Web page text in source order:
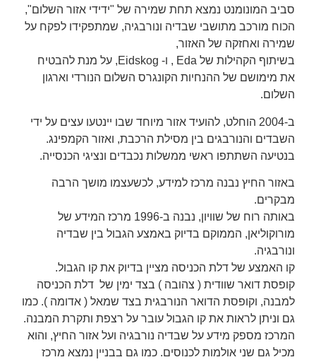
סביב המונומנט נמצא תחת שמירה של "ידידי אזור השלום",
הכוח מורכב מתושבי שבדיה ונורבגיה, שמתפקידו לפקח על
שמירה ואחזקה של האזור,
בשיתוף הקהילות של Eda , ו- Eidskog, על מנת להבטיח
את מימושם של ההנחיות הקונגרס השלום הנורדי וארגון
השלום.
ב-2004 הוחלט, להועיד אזור מיוחד שבו יינטעו עצים על ידי
השבדים והנורבגים בין מסילת הרכבת, ואזור הקמפינג.
בנטיעה השתתפו ראשי ממשלות נכבדים ונציגי הכנסייה.
באזור החיץ נבנה מרכז למידע, לכשעצמו מושך הרבה
מבקרים.
באותה רוח של שוויון, נבנה ב-1996 מרכז המידע של
מורוקוליאן, הממוקם בדיוק באמצע הגבול בין שבדיה
ונורבגיה.
קו האמצע של דלת הכניסה מציין בדיוק את קו הגבול.
קופסת דואר שוודית ( צהובה ) בצד ימין של דלת הכניסה
למבנה, וקופסת הדואר הנורבגית בצד שמאל ( אדומה ). כמו
גם וניתן לראות את קו הגבול עובר על רצפת ותקרת המבנה.
המרכז מספק מידע על שבדיה נורבגיה ועל אזור החיץ, והוא
מכיל גם שני אולמות לכנוסים. כמו גם בבניין נמצא מרכז